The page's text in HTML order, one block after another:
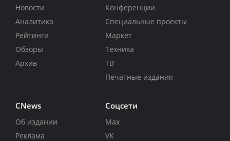
Новости
Аналитика
Рейтинги
Обзоры
Архив
Конференции
Специальные проекты
Маркет
Техника
ТВ
Печатные издания
CNews
Об издании
Реклама
Соцсети
Max
VK